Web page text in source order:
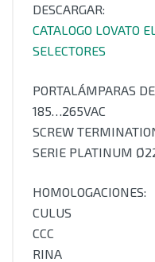
DESCARGAR:
CATALOGO LOVATO
SELECTORES
PORTALÁMPARAS
185…265VAC
SCREW
SERIE PLATINUM
HOMOLOGACIONES:
CULUS
CCC
RINA